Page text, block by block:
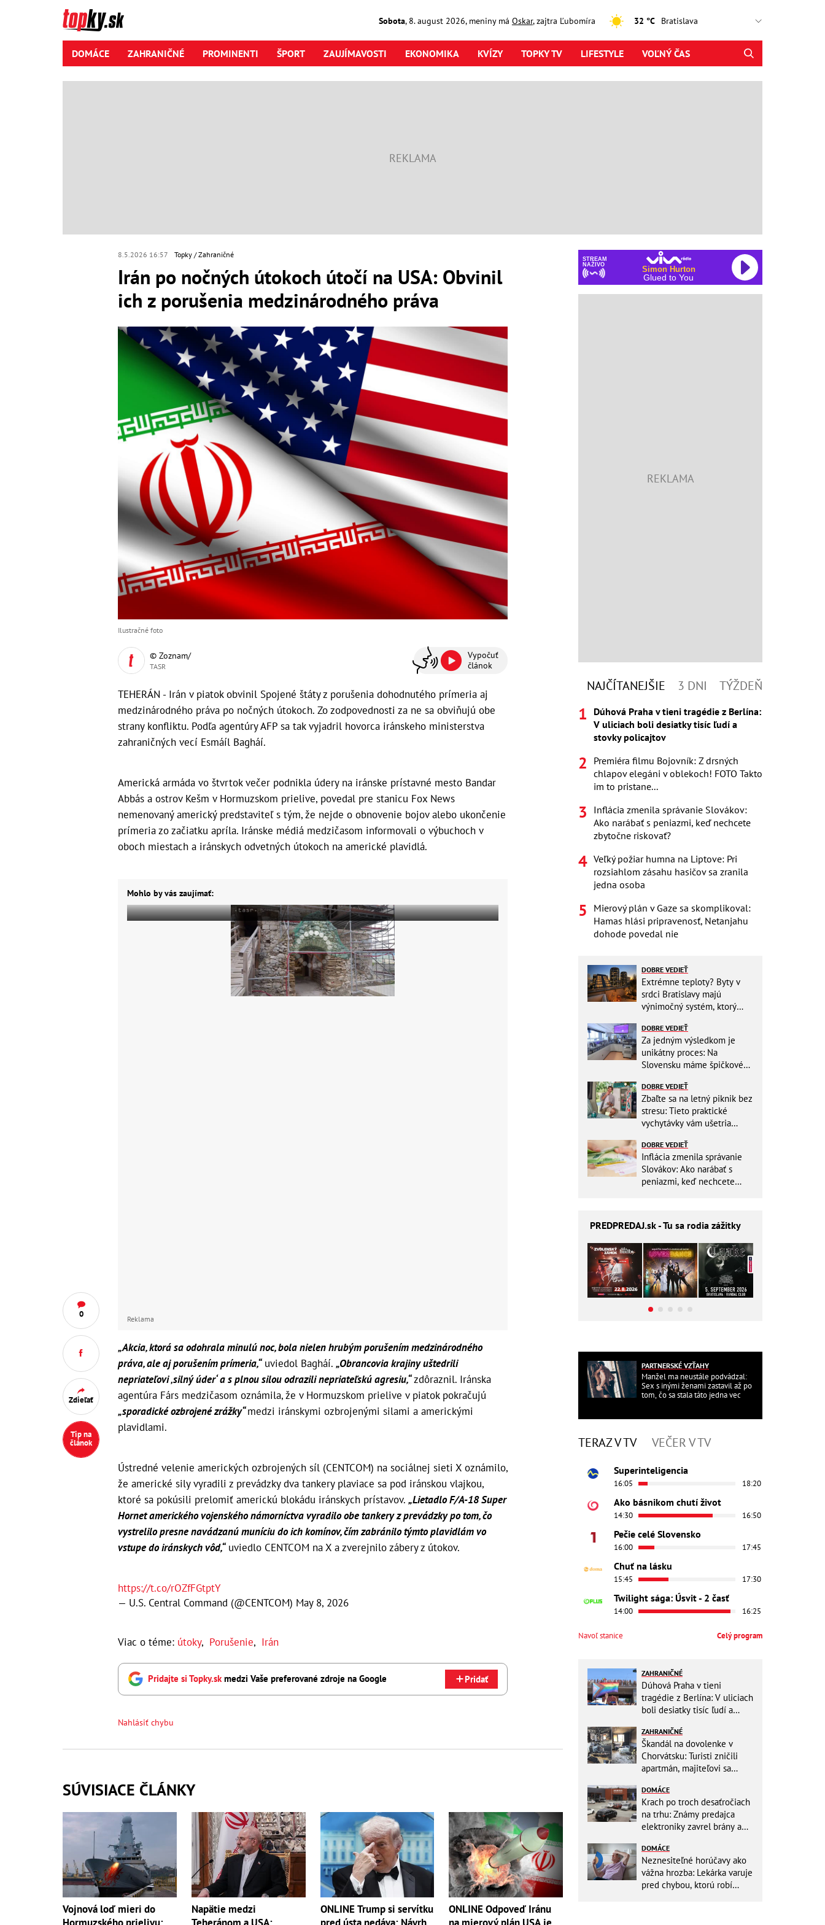
Sobota, 8. august2026, meniny má Oskar, zajtra Ľubomíra 32 °C
DOMÁCE ZAHRANIČNÉ PROMINENTI ŠPORT ZAUJÍMAVOSTI EKONOMIKA KVÍZY TOPKY TV LIFESTYLE VOĽNÝ ČAS
8.5.2026 16:57 Topky Zahraničné
Irán po nočných útokoch útočí na USA: Obvinil
ich z porušenia medzinárodného práva
0
Zdieľať
Tip na
článok
Ilustračné foto
© Zoznam/
TASR
Vypočuť
článok
TEHERÁN - Irán v piatok obvinil Spojené štáty z porušenia dohodnutého prímeria aj
medzinárodného práva po nočných útokoch. Zo zodpovednosti za ne sa obviňujú obe
strany konfliktu. Podľa agentúry AFP sa tak vyjadril hovorca iránskeho ministerstva
zahraničných vecí Esmáíl Bagháí.
Americká armáda vo štvrtok večer podnikla údery na iránske prístavné mesto Bandar
Abbás a ostrov Kešm v Hormuzskom prielive, povedal pre stanicu Fox News
nemenovaný americký predstaviteľ s tým, že nejde o obnovenie bojov alebo ukončenie
prímeria zo začiatku apríla. Iránske médiá medzičasom informovali o výbuchoch v
oboch miestach a iránskych odvetných útokoch na americké plavidlá.
Mohlo by vás zaujímať:
Reklama
„Akcia, ktorá sa odohrala minulú noc, bola nielen hrubým porušením medzinárodného
práva, ale aj porušením prímeria,“uviedol Bagháí. „Obrancovia krajiny uštedrili
nepriateľovi ‚silný úder‘ a s plnou silou odrazili nepriateľskú agresiu,“zdôraznil. Iránska
agentúra Fárs medzičasom oznámila, že v Hormuzskom prielive v piatok pokračujú
„sporadické ozbrojené zrážky“medzi iránskymi ozbrojenými silami a americkými
plavidlami.
Ústredné velenie amerických ozbrojených síl (CENTCOM) na sociálnej sieti X oznámilo,
že americké sily vyradili z prevádzky dva tankery plaviace sa pod iránskou vlajkou,
ktoré sa pokúsili prelomiť americkú blokádu iránskych prístavov. „Lietadlo F/A-18 Super
Hornet amerického vojenského námorníctva vyradilo obe tankery z prevádzky po tom, čo
vystrelilo presne navádzanú muníciu do ich komínov, čím zabránilo týmto plavidlám vo
vstupe do iránskych vôd,“uviedlo CENTCOM na X a zverejnilo zábery z útokov.
https://t.co/rOZfFGtptY
— U.S. Central Command (@CENTCOM) May 8, 2026
Viac o téme: útoky, Porušenie, Irán
Pridajte si Topky.skmedzi Vaše preferované zdroje na Google Pridať
Nahlásiť chybu
SÚVISIACE ČLÁNKY
Vojnová loď mieri do
Napätie medzi
ONLINE Trump si servítku
ONLINE Odpoveď Iránu
STREAM
NAŽIVO
Simon Hurton
Glued to You
NAJČÍTANEJŠIE 3 DNI TÝŽDEŇ
Dúhová Praha v tieni tragédie z Berlína:
V uliciach boli desiatky tisíc ľudí a
stovky policajtov
Premiéra filmu Bojovník: Z drsných
chlapov elegáni v oblekoch! FOTO Takto
im to pristane...
Inflácia zmenila správanie Slovákov:
Ako narábať s peniazmi, keď nechcete
zbytočne riskovať?
Veľký požiar humna na Liptove: Pri
rozsiahlom zásahu hasičov sa zranila
jedna osoba
Mierový plán v Gaze sa skomplikoval:
Hamas hlási pripravenosť, Netanjahu
dohode povedal nie
DOBRE VEDIEŤ
Extrémne teploty? Byty v
srdci Bratislavy majú
výnimočný systém, ktorý
DOBRE VEDIEŤ
Za jedným výsledkom je
unikátny proces: Na
Slovensku máme špičkové
DOBRE VEDIEŤ
Zbaľte sa na letný piknik bez
stresu: Tieto praktické
vychytávky vám ušetria
DOBRE VEDIEŤ
Inflácia zmenila správanie
Slovákov: Ako narábať s
peniazmi, keď nechcete
PREDPREDAJ.sk - Tu sa rodia zážitky
PARTNERSKÉ VZŤAHY
Manžel ma neustále podvádzal:
Sex s inými ženami zastavil až po
tom, čo sa stala táto jedna vec
TERAZ V TV VEČER V TV
Superinteligencia
16:05 18:20
Ako básnikom chutí život
14:30 16:50
Pečie celé Slovensko
16:00 17:45
Chuť na lásku
15:45 17:30
Twilight sága: Úsvit - 2 časť
14:00 16:25
Navoľ stanice Celý program
ZAHRANIČNÉ
Dúhová Praha v tieni
tragédie z Berlína: V uliciach
boli desiatky tisíc ľudí a
ZAHRANIČNÉ
Škandál na dovolenke v
Chorvátsku: Turisti zničili
apartmán, majiteľovi sa
preplatiť hotel
DOMÁCE
Krach po troch desaťročiach
na trhu: Známy predajca
elektroniky zavrel brány a
DOMÁCE
Neznesiteľné horúčavy ako
vážna hrozba: Lekárka varuje
pred chybou, ktorú robí